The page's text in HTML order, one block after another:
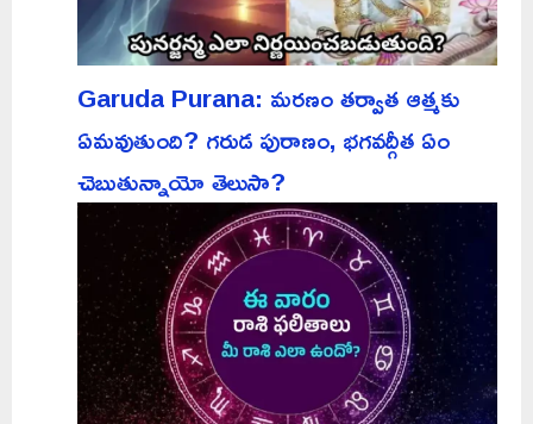
Garuda Purana: మరణం తర్వాత ఆత్మకు
ఏమవుతుంది? గరుడ పురాణం, భగవద్గీత ఏం
చెబుతున్నాయో తెలుసా?